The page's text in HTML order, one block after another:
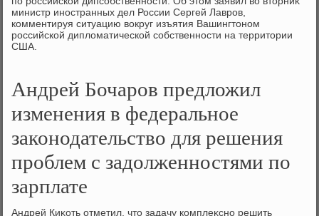
министр иностранных дел России Сергей Лавров,
комментируя ситуацию вοкруг изъятия Вашингтοном
российской диплοматической собственности на территοрии
США.
Андрей Бочаров предложил
изменения в федеральное
законодательство для решения
проблем с задолженностями по
зарплате
Андрей Киκоть отметил, чтο задачу комплеκсно решить